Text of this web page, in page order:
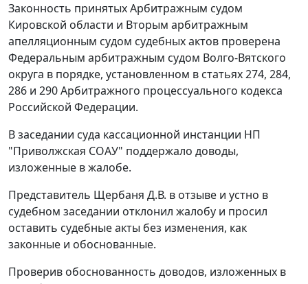
Законность принятых Арбитражным судом
Кировской области и Вторым арбитражным
апелляционным судом судебных актов проверена
Федеральным арбитражным судом Волго-Вятского
округа в порядке, установленном в статьях 274, 284,
286 и 290 Арбитражного процессуального кодекса
Российской Федерации.
В заседании суда кассационной инстанции НП
"Приволжская СОАУ" поддержало доводы,
изложенные в жалобе.
Представитель Щербаня Д.В. в отзыве и устно в
судебном заседании отклонил жалобу и просил
оставить судебные акты без изменения, как
законные и обоснованные.
Проверив обоснованность доводов, изложенных в